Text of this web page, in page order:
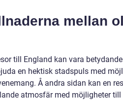
mellan
till England kan vara
en hektisk stadspuls med
Å andra sidan kan en
atmosfär med möjligheter till